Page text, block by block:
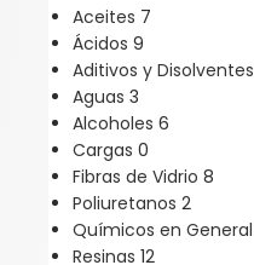
Aceites 7
Ácidos 9
Aditivos y Disolventes
Aguas 3
Alcoholes 6
Cargas 0
Fibras de Vidrio 8
Poliuretanos 2
Químicos en General
Resinas 12